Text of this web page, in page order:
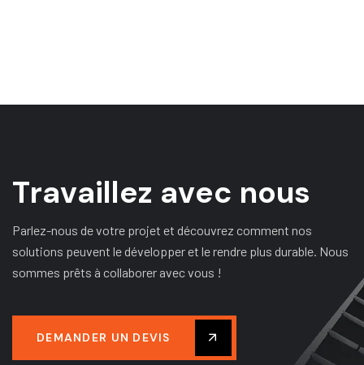
Travaillez avec nous
Parlez-nous de votre projet et découvrez comment nos
solutions peuvent le développer et le rendre plus durable. Nous
sommes prêts à collaborer avec vous !
DEMANDER UN DEVIS